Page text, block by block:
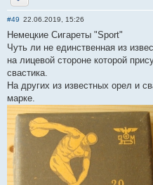
Отправить личное
#49 22.06.2019, 15:26
Немецкие Сигареты "Sport"
Чуть ли не единственная из
на лицевой стороне которой
свастика.
На других из известных орел и
марке.